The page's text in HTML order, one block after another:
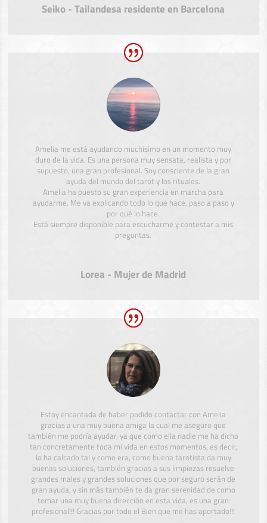
Seiko - Tailandesa residente en Barcelona
Amelia me está ayudando muchísimo en un momento muy
duro de la vida. Es una persona muy sensata, realista y por
supuesto, una gran profesional. Soy consciente de la gran
ayuda del mundo del tarot y los rituales.
Amelia ha puesto su gran experiencia en marcha para
ayudarme. Me va explicando todo lo que hace, paso a paso y
por qué lo hace.
Está siempre disponible para escucharme y contestar a mis
preguntas.
Lorea - Mujer de Madrid
Estoy encantada de haber podido contactar con Amelia
gracias a una muy buena amiga la cual me aseguro que
también me podría ayudar, ya que como ella nadie me ha dicho
tan concretamente toda mi vida en estos momentos, es decir,
lo ha calcado tal y como era, como buena tarotista da muy
buenas soluciones, también gracias a sus limpiezas resuelve
grandes males y grandes soluciones que por seguro serán de
gran ayuda, y sin más también te da gran serenidad de como
tomar una muy buena dirección en esta vida, es una gran
profesional!!! Gracias por todo el Bien que me has aportado!!!